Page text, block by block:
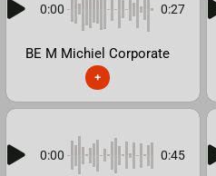
0:00 0:27
BE M Michiel Corporate
+
0:00 0:45